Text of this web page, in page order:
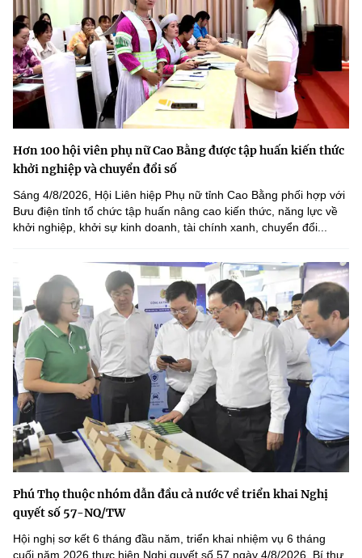
Hơn 100 hội viên phụ nữ Cao Bằng được tập huấn kiến thức
khởi nghiệp và chuyển đổi số
Sáng 4/8/2026, Hội Liên hiệp Phụ nữ tỉnh Cao Bằng phối hợp với
Bưu điện tỉnh tổ chức tập huấn nâng cao kiến thức, năng lực về
khởi nghiệp, khởi sự kinh doanh, tài chính xanh, chuyển đổi...
Phú Thọ thuộc nhóm dẫn đầu cả nước về triển khai Nghị
quyết số 57-NQ/TW
Hội nghị sơ kết 6 tháng đầu năm, triển khai nhiệm vụ 6 tháng
cuối năm 2026 thực hiện Nghị quyết số 57 ngày 4/8/2026, Bí thư